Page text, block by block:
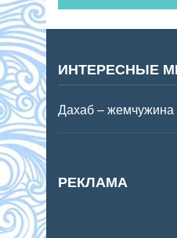
ИНТЕРЕСНЫЕ
Дахаб – жемчужина
РЕКЛАМА